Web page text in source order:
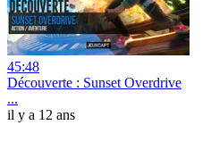
45:48
Découverte : Sunset Overdrive
...
il y a 12 ans